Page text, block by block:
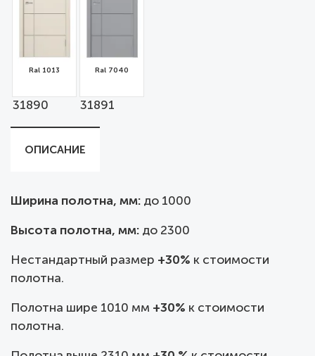
Ral 1013
31890
Ral 7040
31891
ОПИСАНИЕ
Ширина полотна, мм: до 1000
Высота полотна, мм: до 2300
Нестандартный размер +30% к стоимости
полотна.
Полотна шире 1010 мм +30% к стоимости
полотна.